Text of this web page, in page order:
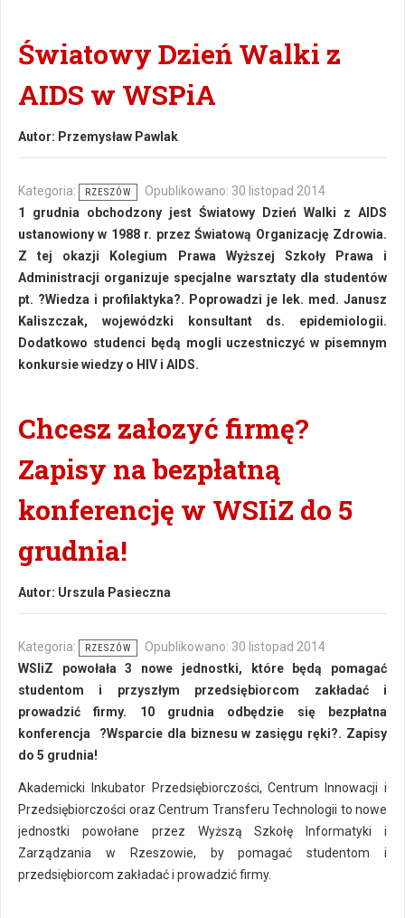
Światowy Dzień Walki z
AIDS w WSPiA
Autor: Przemysław Pawlak
Kategoria: RZESZÓW
Opublikowano: 30 listopad 2014
1 grudnia obchodzony jest Światowy Dzień Walki z AIDS
ustanowiony w 1988 r. przez Światową Organizację Zdrowia.
Z tej okazji Kolegium Prawa Wyższej Szkoły Prawa i
Administracji organizuje specjalne warsztaty dla studentów
pt. ?Wiedza i profilaktyka?. Poprowadzi je lek. med. Janusz
Kaliszczak, wojewódzki konsultant ds. epidemiologii.
Dodatkowo studenci będą mogli uczestniczyć w pisemnym
konkursie wiedzy o HIV i AIDS.
Chcesz załozyć firmę?
Zapisy na bezpłatną
konferencję w WSIiZ do 5
grudnia!
Autor: Urszula Pasieczna
Kategoria: RZESZÓW
Opublikowano: 30 listopad 2014
WSIiZ powołała 3 nowe jednostki, które będą pomagać
studentom i przyszłym przedsiębiorcom zakładać i
prowadzić firmy. 10 grudnia odbędzie się bezpłatna
konferencja ?Wsparcie dla biznesu w zasięgu ręki?. Zapisy
do 5 grudnia!
Akademicki Inkubator Przedsiębiorczości, Centrum Innowacji i
Przedsiębiorczości oraz Centrum Transferu Technologii to nowe
jednostki powołane przez Wyższą Szkołę Informatyki i
Zarządzania w Rzeszowie, by pomagać studentom i
przedsiębiorcom zakładać i prowadzić firmy.